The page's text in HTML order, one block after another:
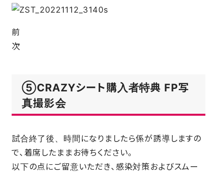
前
次
⑤CRAZYシート購入者特典 FP写
真撮影会
試合終了後、時間になりましたら係が誘導しますの
で、着席したままお待ちください。
以下の点にご留意いただき、感染対策およびスムー